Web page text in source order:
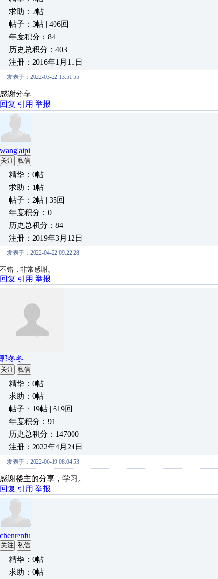
求助：2帖
帖子：3帖 | 406回
年度积分：84
历史总积分：403
注册：2016年1月11日
发表于：2022-03-22 13:51:55
感谢分享
回复 引用 举报
wanglaipi
关注 私信
精华：0帖
求助：1帖
帖子：2帖 | 35回
年度积分：0
历史总积分：84
注册：2019年3月12日
发表于：2022-04-22 09:22:28
不错，非常感谢。
回复 引用 举报
郭冬冬
关注 私信
精华：0帖
求助：0帖
帖子：19帖 | 619回
年度积分：91
历史总积分：147000
注册：2022年4月24日
发表于：2022-06-19 08:04:53
感谢楼主的分享，学习。
回复 引用 举报
chenrenfu
关注 私信
精华：0帖
求助：0帖